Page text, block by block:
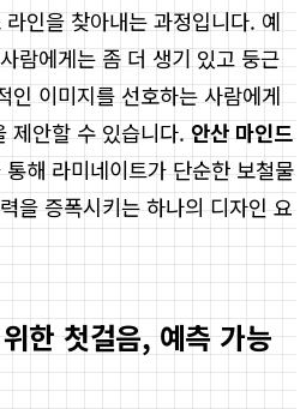
인을 찾아내는 과정입니다. 예
람에게는 좀 더 생기 있고 둥근
인 이미지를 선호하는 사람에게
제안할 수 있습니다. 안산 마인드
해 라미네이트가 단순한 보철물
을 증폭시키는 하나의 디자인 요
한 첫걸음, 예측 가능